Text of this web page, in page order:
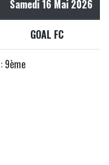
Samedi 16 Mai 2026
GOAL FC
9ème